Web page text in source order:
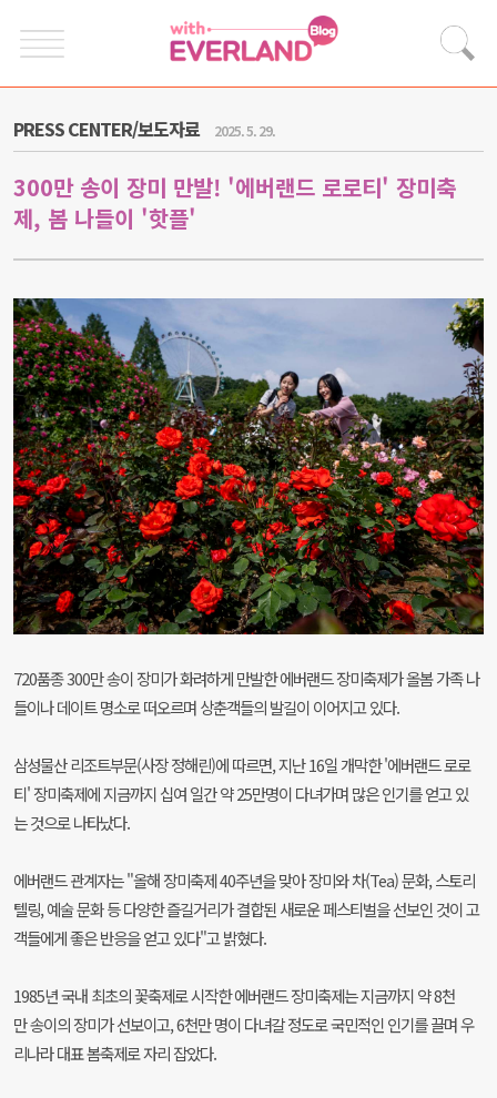
PRESS CENTER/보도자료 2025. 5. 29.
300만 송이 장미 만발! '에버랜드 로로티' 장미축
제, 봄 나들이 '핫플'
720품종 300만 송이 장미가 화려하게 만발한 에버랜드 장미축제가 올봄 가족 나
들이나 데이트 명소로 떠오르며 상춘객들의 발길이 이어지고 있다.
삼성물산 리조트부문(사장 정해린)에 따르면, 지난 16일 개막한 '에버랜드 로로
티' 장미축제에 지금까지 십여 일간 약 25만명이 다녀가며 많은 인기를 얻고 있
는 것으로 나타났다.
에버랜드 관계자는 "올해 장미축제 40주년을 맞아 장미와 차(Tea) 문화, 스토리
텔링, 예술 문화 등 다양한 즐길거리가 결합된 새로운 페스티벌을 선보인 것이 고
객들에게 좋은 반응을 얻고 있다"고 밝혔다.
1985년 국내 최초의 꽃축제로 시작한 에버랜드 장미축제는 지금까지 약 8천
만 송이의 장미가 선보이고, 6천만 명이 다녀갈 정도로 국민적인 인기를 끌며 우
리나라 대표 봄축제로 자리 잡았다.